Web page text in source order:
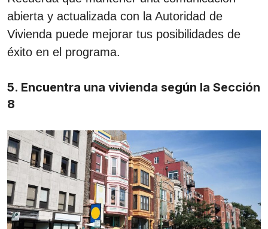
abierta y actualizada con la Autoridad de
Vivienda puede mejorar tus posibilidades de
éxito en el programa.
5. Encuentra una vivienda según la Sección
8